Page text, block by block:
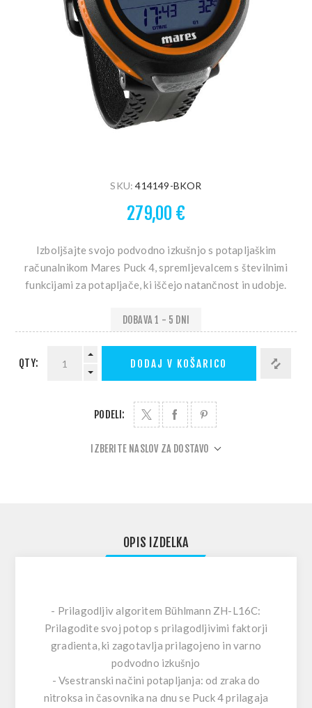
SKU: 414149-BKOR
279,00 €
Izboljšajte svojo podvodno izkušnjo s potapljaškim
računalnikom Mares Puck 4, spremljevalcem s številnimi
funkcijami za potapljače, ki iščejo natančnost in udobje.
DOBAVA 1 - 5 DNI
QTY: DODAJ V KOŠARICO
PODELI:
IZBERITE NASLOV ZA DOSTAVO
OPIS IZDELKA
- Prilagodljiv algoritem Bühlmann ZH-L16C:
Prilagodite svoj potop s prilagodljivimi faktorji
gradienta, ki zagotavlja prilagojeno in varno
podvodno izkušnjo
- Vsestranski načini potapljanja: od zraka do
nitroksa in časovnika na dnu se Puck 4 prilagaja